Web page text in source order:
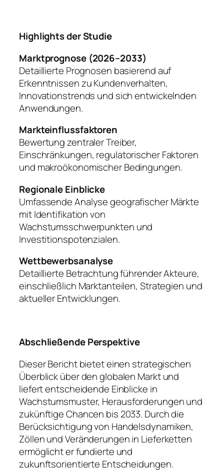
Highlights der Studie
Marktprognose (2026–2033)
Detaillierte Prognosen basierend auf
Erkenntnissen zu Kundenverhalten,
Innovationstrends und sich entwickelnden
Anwendungen.
Markteinflussfaktoren
Bewertung zentraler Treiber,
Einschränkungen, regulatorischer Faktoren
und makroökonomischer Bedingungen.
Regionale Einblicke
Umfassende Analyse geografischer Märkte
mit Identifikation von
Wachstumsschwerpunkten und
Investitionspotenzialen.
Wettbewerbsanalyse
Detaillierte Betrachtung führender Akteure,
einschließlich Marktanteilen, Strategien und
aktueller Entwicklungen.
Abschließende Perspektive
Dieser Bericht bietet einen strategischen
Überblick über den globalen Markt und
liefert entscheidende Einblicke in
Wachstumsmuster, Herausforderungen und
zukünftige Chancen bis 2033. Durch die
Berücksichtigung von Handelsdynamiken,
Zöllen und Veränderungen in Lieferketten
ermöglicht er fundierte und
zukunftsorientierte Entscheidungen.